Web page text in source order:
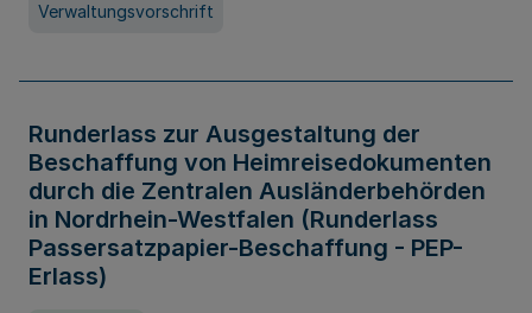
Verwaltungsvorschrift
Runderlass zur Ausgestaltung der
Beschaffung von Heimreisedokumenten
durch die Zentralen Ausländerbehörden
in Nordrhein-Westfalen (Runderlass
Passersatzpapier-Beschaffung - PEP-
Erlass)